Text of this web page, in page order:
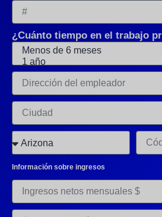
¿Cuánto tiempo en el trabajo
Información sobre ingresos